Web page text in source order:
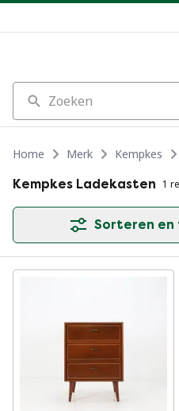
Zoeken
Home Merk Kempkes
Kempkes Ladekasten 1
Sorteren